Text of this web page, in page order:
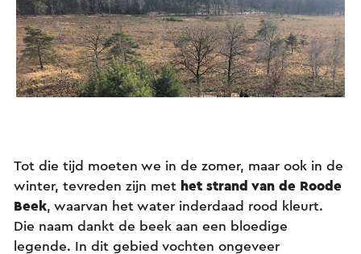
Tot die tijd moeten we in de zomer, maar ook in de
winter, tevreden zijn met het strand van de Roode
Beek, waarvan het water inderdaad rood kleurt.
Die naam dankt de beek aan een bloedige
legende. In dit gebied vochten ongeveer